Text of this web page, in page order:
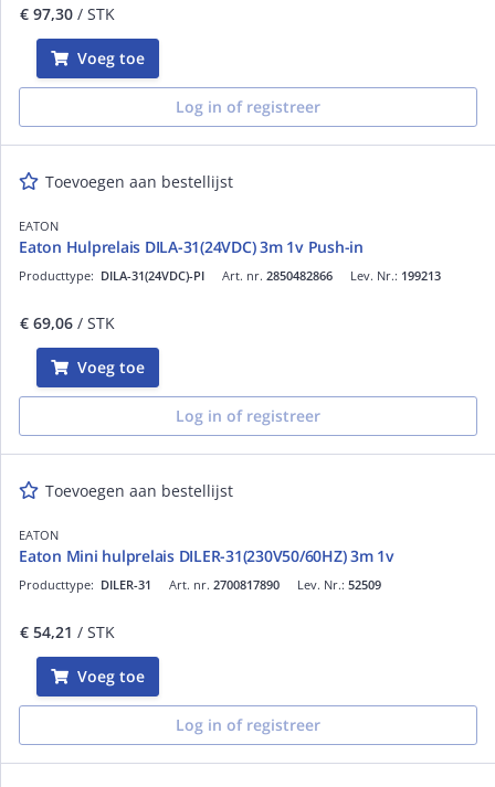
€ 97,30 / STK
Voeg toe
Log in of registreer
Toevoegen aan bestellijst
EATON
Eaton Hulprelais DILA-31(24VDC) 3m 1v Push-in
Art. nr. 2850482866
Producttype: DILA-31(24VDC)-PI Lev. Nr.: 199213
€ 69,06 / STK
Voeg toe
Log in of registreer
Toevoegen aan bestellijst
EATON
Eaton Mini hulprelais DILER-31(230V50/60HZ) 3m 1v
Art. nr. 2700817890
Producttype: DILER-31 Lev. Nr.: 52509
€ 54,21 / STK
Voeg toe
Log in of registreer